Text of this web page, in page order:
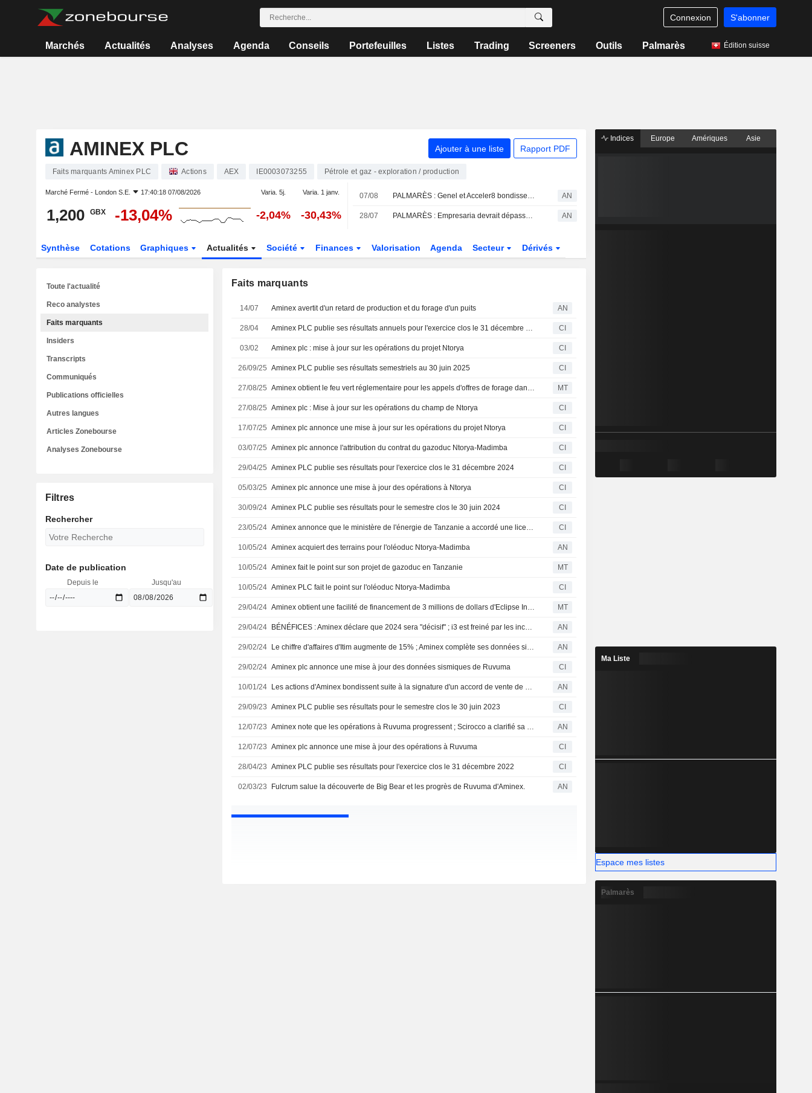
Connexion S'abonner
Marchés Actualités Analyses Agenda Conseils Portefeuilles Listes Trading Screeners Outils Palmarès Édition suisse
AMINEX PLC Ajouter à une liste Rapport PDF
Faits marquants Aminex PLC Actions AEX IE0003073255 Pétrole et gaz - exploration / production
Marché Fermé - London S.E. 17:40:18 07/08/2026 Varia. 5j. Varia. 1 janv.
1,200 GBX -13,04% -2,04% -30,43%
07/08 PALMARÈS : Genel et Acceler8 bondissent sur des offres de rachat AN
28/07 PALMARÈS : Empresaria devrait dépasser les prévisions ; AB Dynamics plonge AN
Synthèse Cotations Graphiques Actualités Société Finances Valorisation Agenda Secteur Dérivés
Faits marquants
14/07 Aminex avertit d'un retard de production et du forage d'un puits AN
28/04 Aminex PLC publie ses résultats annuels pour l'exercice clos le 31 décembre 2025 CI
03/02 Aminex plc : mise à jour sur les opérations du projet Ntorya CI
26/09/25 Aminex PLC publie ses résultats semestriels au 30 juin 2025 CI
27/08/25 Aminex obtient le feu vert réglementaire pour les appels d'offres de forage dans les champs gaziers de Tanzanie MT
27/08/25 Aminex plc : Mise à jour sur les opérations du champ de Ntorya CI
17/07/25 Aminex plc annonce une mise à jour sur les opérations du projet Ntorya CI
03/07/25 Aminex plc annonce l'attribution du contrat du gazoduc Ntorya-Madimba CI
29/04/25 Aminex PLC publie ses résultats pour l'exercice clos le 31 décembre 2024 CI
05/03/25 Aminex plc annonce une mise à jour des opérations à Ntorya CI
30/09/24 Aminex PLC publie ses résultats pour le semestre clos le 30 juin 2024 CI
23/05/24 Aminex annonce que le ministère de l'énergie de Tanzanie a accordé une licence de développement de 25 ans sur la zone de découverte de gaz de Ntorya à la coentreprise Ruvuma CI
10/05/24 Aminex acquiert des terrains pour l'oléoduc Ntorya-Madimba AN
10/05/24 Aminex fait le point sur son projet de gazoduc en Tanzanie MT
10/05/24 Aminex PLC fait le point sur l'oléoduc Ntorya-Madimba CI
29/04/24 Aminex obtient une facilité de financement de 3 millions de dollars d'Eclipse Investments MT
29/04/24 BÉNÉFICES : Aminex déclare que 2024 sera "décisif" ; i3 est freiné par les incendies de forêt AN
29/02/24 Le chiffre d'affaires d'Itim augmente de 15% ; Aminex complète ses données sismiques AN
29/02/24 Aminex plc annonce une mise à jour des données sismiques de Ruvuma CI
10/01/24 Les actions d'Aminex bondissent suite à la signature d'un accord de vente de gaz AN
29/09/23 Aminex PLC publie ses résultats pour le semestre clos le 30 juin 2023 CI
12/07/23 Aminex note que les opérations à Ruvuma progressent ; Scirocco a clarifié sa vente AN
12/07/23 Aminex plc annonce une mise à jour des opérations à Ruvuma CI
28/04/23 Aminex PLC publie ses résultats pour l'exercice clos le 31 décembre 2022 CI
02/03/23 Fulcrum salue la découverte de Big Bear et les progrès de Ruvuma d'Aminex. AN
Toute l'actualité
Reco analystes
Faits marquants
Insiders
Transcripts
Communiqués
Publications officielles
Autres langues
Articles Zonebourse
Analyses Zonebourse
Filtres
Rechercher
Date de publication
Depuis le Jusqu'au
Indices Europe Amériques Asie
Ma Liste
Espace mes listes
Palmarès